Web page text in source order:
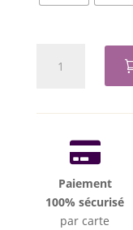
DBx1

Paiement
100% sécurisé
par carte